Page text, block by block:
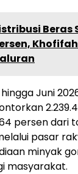
Beras
Juni
persen dari
pasar
minyak
masyarakat.